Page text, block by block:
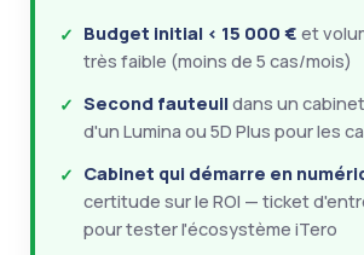
Budget initial < 15 000 € et
très faible (moins de 5 cas/mois)
Second fauteuil dans un
d'un Lumina ou 5D Plus pour les
Cabinet qui démarre en
certitude sur le ROI — ticket
pour tester l'écosystème iTero